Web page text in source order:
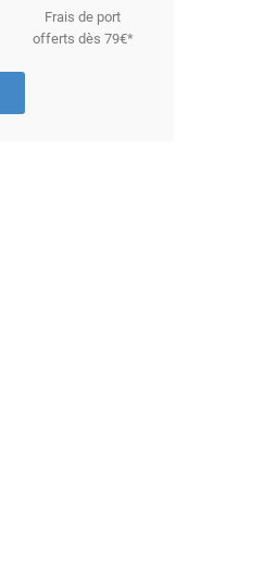
Frais de port
offerts dès 79€*